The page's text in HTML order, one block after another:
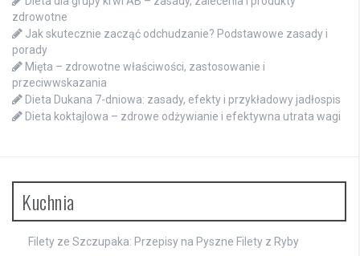
zdrowotne
Jak skutecznie zacząć odchudzanie? Podstawowe zasady i
porady
Mięta – zdrowotne właściwości, zastosowanie i
przeciwwskazania
Dieta Dukana 7-dniowa: zasady, efekty i przykładowy jadłospis
Dieta koktajlowa – zdrowe odżywianie i efektywna utrata wagi
Kuchnia
Filety ze Szczupaka: Przepisy na Pyszne Filety z Ryby